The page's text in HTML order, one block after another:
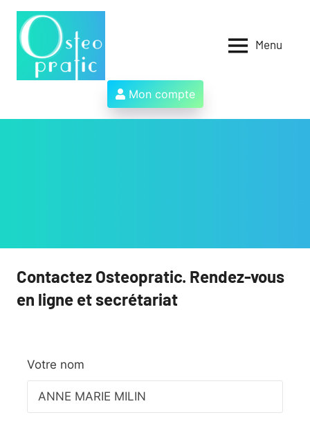
Aller
contenu
des
ostéopathes
et
Menu
Mon compte
Contactez Osteopratic. Rendez-vous
en ligne et secrétariat
Votre nom